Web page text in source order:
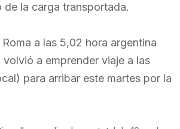
la carga transportada.
a las 5,02 hora argentina
volvió a emprender viaje a las
para arribar este martes por la